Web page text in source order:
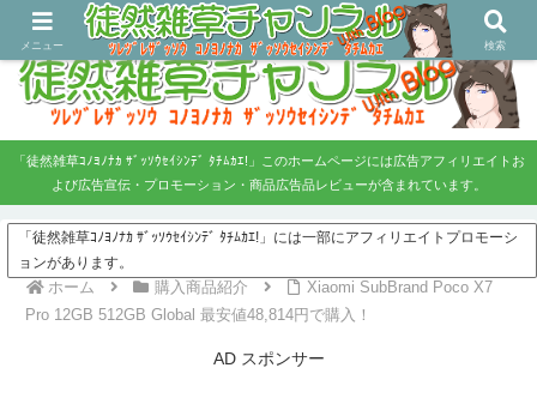
ツレヅレ・ザッソウ コノヨノナカ、ザッソウセイシンデタチムカエ！
「徒然雑草ｺﾉﾖﾉﾅｶ ｻﾞｯｿｳｾｲｼﾝﾃﾞ ﾀﾁﾑｶｴ!」このホームページには広告アフィリエイトお
よび広告宣伝・プロモーション・商品広告品レビューが含まれています。
「徒然雑草ｺﾉﾖﾉﾅｶ ｻﾞｯｿｳｾｲｼﾝﾃﾞ ﾀﾁﾑｶｴ!」には一部にアフィリエイトプロモーシ
ョンがあります。
ホーム 購入商品紹介
Xiaomi SubBrand Poco X7
Pro 12GB 512GB Global 最安値48,814円で購入！
AD スポンサー
メニュー 検索